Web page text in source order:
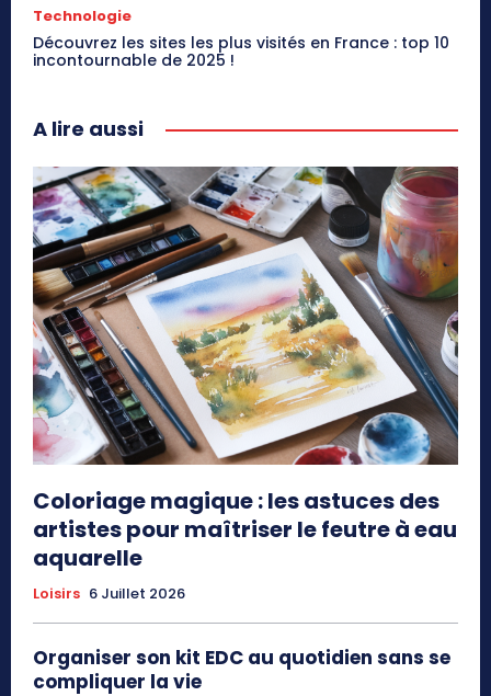
Technologie
Découvrez les sites les plus visités en France : top 10
incontournable de 2025 !
A lire aussi
Coloriage magique : les astuces des
artistes pour maîtriser le feutre à eau
aquarelle
Loisirs 6 Juillet 2026
Organiser son kit EDC au quotidien sans se
compliquer la vie